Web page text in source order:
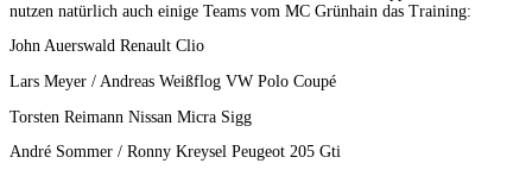
nutzen natürlich auch einige Teams vom MC Grünhain das Training:
John Auerswald Renault Clio
Lars Meyer / Andreas Weißflog VW Polo Coupé
Torsten Reimann Nissan Micra Sigg
André Sommer / Ronny Kreysel Peugeot 205 Gti